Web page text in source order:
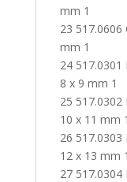
mm 1
23
mm 1
24
8 x 9 mm 1
25
10 x 11 mm 1
26
12 x 13 mm 1
27